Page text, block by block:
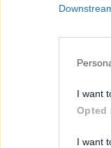
I want
Opted
I want
need a ring
besoin d'une
for who I
en échange de qui
to me
moi